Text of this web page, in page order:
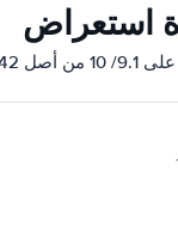
استعراض
12842